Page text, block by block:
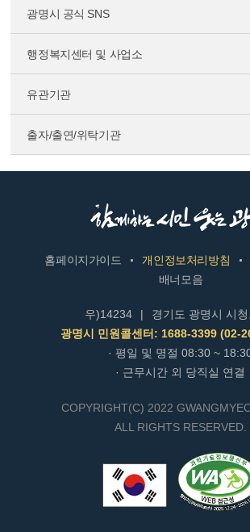
광명시 공식 SNS
행정복지센터 및 사업소
유관기관
출자/출연/위탁기관
홈페이지가이드 개인정보처리방침
배너모음
우)14234 |
경기도 광명시 시
광명시 민원콜센터: 1688-3399 (02-
· 평일 및 명절 08:30 ~
· 근무시간 외 당직실 연결
COPYRIGHT(C) 2022
ALL RIGHTS RESERVED.